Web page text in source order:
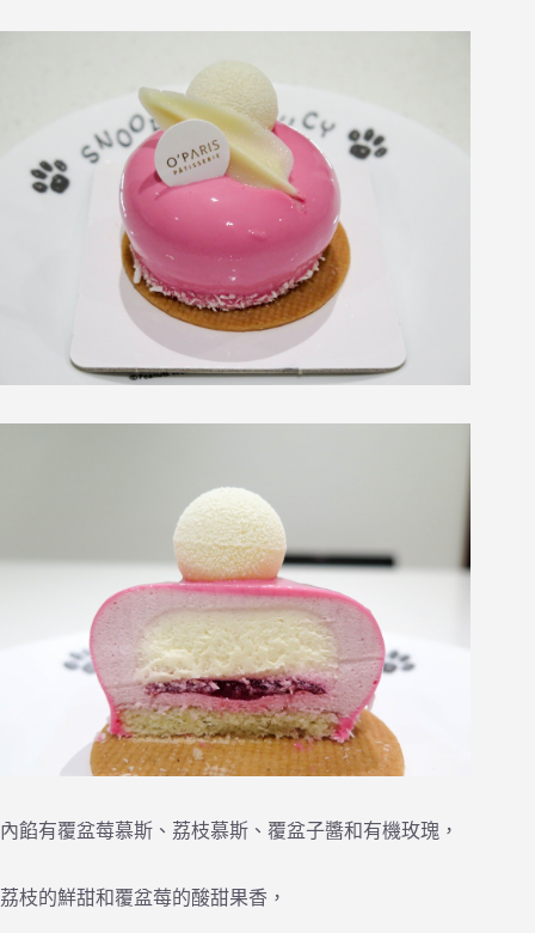
內餡有覆盆莓慕斯、荔枝慕斯、覆盆子醬和有機玫瑰，
荔枝的鮮甜和覆盆莓的酸甜果香，